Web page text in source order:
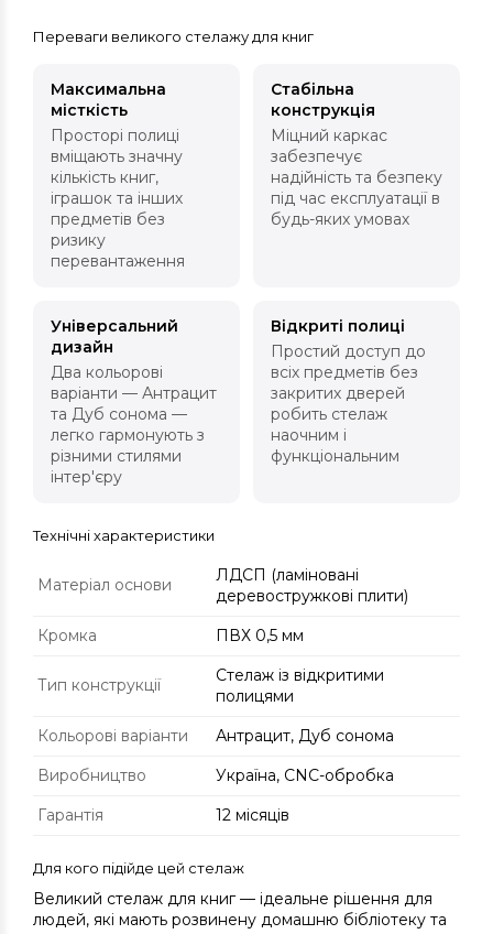
Переваги великого стелажу для книг
Максимальна
місткість
Просторі полиці
вміщають значну
кількість книг,
іграшок та інших
предметів без
ризику
перевантаження
Стабільна
конструкція
Міцний каркас
забезпечує
надійність та безпеку
під час експлуатації в
будь-яких умовах
Універсальний
дизайн
Два кольорові
варіанти — Антрацит
та Дуб сонома —
легко гармонують з
різними стилями
інтер'єру
Відкриті полиці
Простий доступ до
всіх предметів без
закритих дверей
робить стелаж
наочним і
функціональним
Технічні характеристики
Матеріал основи
ЛДСП (ламіновані
деревостружкові плити)
Кромка
ПВХ 0,5 мм
Тип конструкції
Стелаж із відкритими
полицями
Кольорові варіанти
Антрацит, Дуб сонома
Виробництво
Україна, CNC-обробка
Гарантія
12 місяців
Для кого підійде цей стелаж
Великий стелаж для книг — ідеальне рішення для
людей, які мають розвинену домашню бібліотеку та